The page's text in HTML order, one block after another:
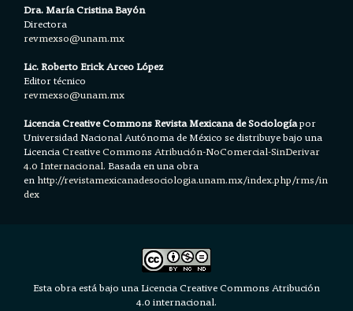
Dra. María Cristina Bayón
Directora
revmexso@unam.mx
Lic. Roberto Erick Arceo López
Editor técnico
revmexso@unam.mx
Licencia Creative Commons Revista Mexicana de Sociologíapor
Universidad Nacional Autónoma de México se distribuye bajo una
LicenciaCreative Commons Atribución-NoComercial-SinDerivar
4.0 Internacional.Basada en una obra
en http://revistamexicanadesociologia.unam.mx/index.php/rms/in
dex
Esta obra está bajo una Licencia Creative Commons Atribución
4.0 internacional.